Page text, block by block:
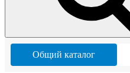
Общий каталог